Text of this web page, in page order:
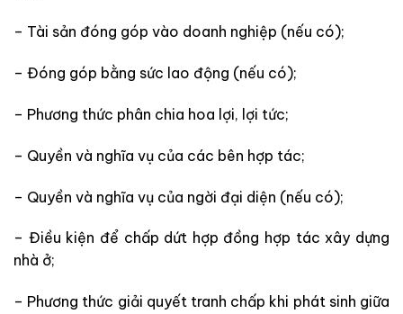
– Tài sản đóng góp vào doanh nghiệp (nếu có);
– Đóng góp bằng sức lao động (nếu có);
– Phương thức phân chia hoa lợi, lợi tức;
– Quyền và nghĩa vụ của các bên hợp tác;
– Quyền và nghĩa vụ của ngời đại diện (nếu có);
– Điều kiện để chấp dứt hợp đồng hợp tác xây dựng
nhà ở;
– Phương thức giải quyết tranh chấp khi phát sinh giữa